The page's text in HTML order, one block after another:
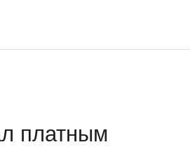
платным